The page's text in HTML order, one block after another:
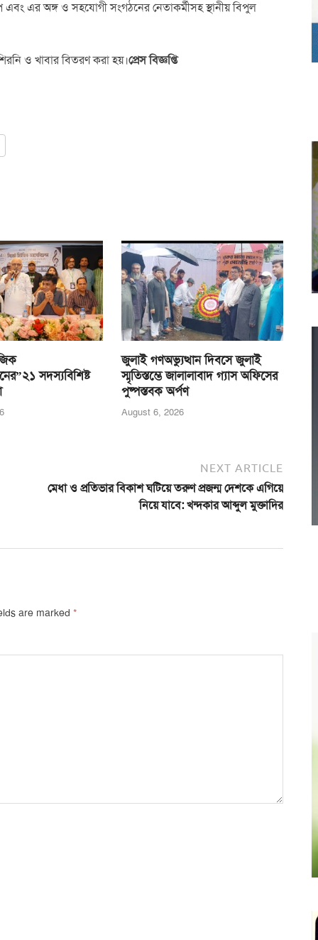
এর অঙ্গ ও সহযোগী সংগঠনের নেতাকর্মীসহ স্থানীয় বিপুল
ও খাবার বিতরণ করা হয়।প্রেস বিজ্ঞপ্তি
সদস্যবিশিষ্ট
জুলাই গণঅভ্যুত্থান দিবসে জুলাই
স্মৃতিস্তম্ভে জালালাবাদ গ্যাস অফিসের
পুষ্পস্তবক অর্পণ
August 6, 2026
NEXT ARTICLE
মেধা ও প্রতিভার বিকাশ ঘটিয়ে তরুণ প্রজন্ম দেশকে এগিয়ে
নিয়ে যাবে: খন্দকার আব্দুল মুক্তাদির
are marked *